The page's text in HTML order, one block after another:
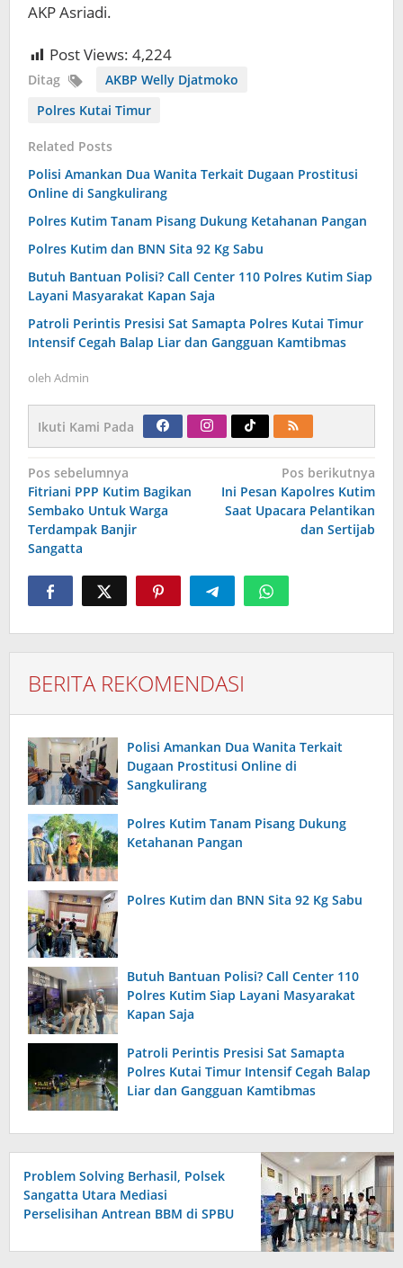
AKP Asriadi.
Post Views: 4,224
Ditag
AKBP Welly Djatmoko
Polres Kutai Timur
Related Posts
Polisi Amankan Dua Wanita Terkait Dugaan Prostitusi
Online di Sangkulirang
Polres Kutim Tanam Pisang Dukung Ketahanan Pangan
Polres Kutim dan BNN Sita 92 Kg Sabu
Butuh Bantuan Polisi? Call Center 110 Polres Kutim Siap
Layani Masyarakat Kapan Saja
Patroli Perintis Presisi Sat Samapta Polres Kutai Timur
Intensif Cegah Balap Liar dan Gangguan Kamtibmas
oleh Admin
Ikuti Kami Pada
Navigasi
pos
Pos sebelumnya
Fitriani PPP Kutim Bagikan
Sembako Untuk Warga
Terdampak Banjir
Sangatta
Pos berikutnya
Ini Pesan Kapolres Kutim
Saat Upacara Pelantikan
dan Sertijab
BERITA REKOMENDASI
Polisi Amankan Dua Wanita Terkait
Dugaan Prostitusi Online di
Sangkulirang
Polres Kutim Tanam Pisang Dukung
Ketahanan Pangan
Polres Kutim dan BNN Sita 92 Kg Sabu
Butuh Bantuan Polisi? Call Center 110
Polres Kutim Siap Layani Masyarakat
Kapan Saja
Patroli Perintis Presisi Sat Samapta
Polres Kutai Timur Intensif Cegah Balap
Liar dan Gangguan Kamtibmas
Problem Solving Berhasil, Polsek
Sangatta Utara Mediasi
Perselisihan Antrean BBM di SPBU